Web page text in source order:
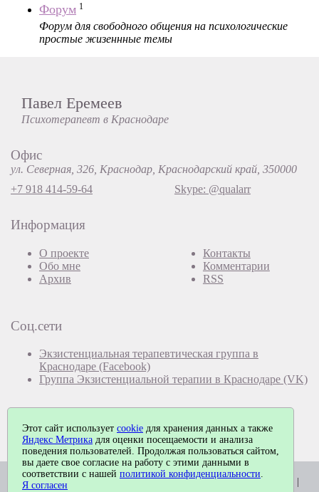
Форум 1
Форум для свободного общения на психологические
простые жизеннные темы
Павел Еремеев
Психотерапевт в Краснодаре
Офис
ул. Северная, 326, Краснодар, Краснодарский край, 350000
+7 918 414-59-64
Skype: @qualarr
Информация
О проекте
Обо мне
Архив
Контакты
Комментарии
RSS
Соц.сети
Экзистенциальная терапевтическая группа в
Краснодаре (Facebook)
Группа Экзистенциальной терапии в Краснодаре (VK)
© Павел Еремеев, 2026. Работает наMaxSite CMS| Время: 0.0228 |
Этот сайт использует cookie для хранения данных а также
Яндекс Метрика для оценки посещаемости и анализа
поведения пользователей. Продолжая пользоваться сайтом,
вы даете свое согласие на работу с этими данными в
соответствии с нашей политикой конфиденциальности
Я согласен